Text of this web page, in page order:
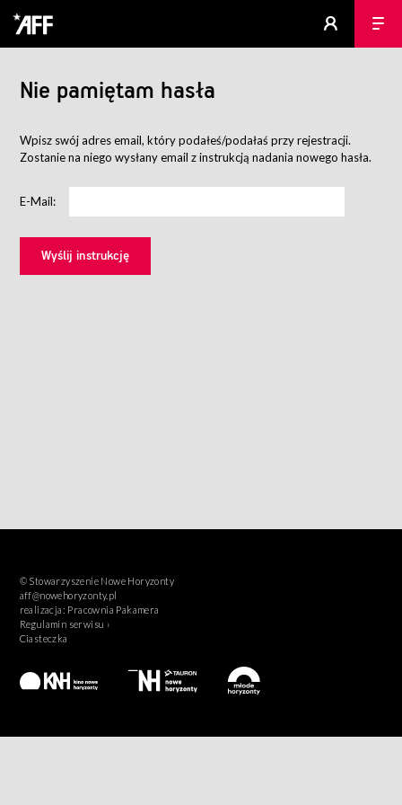
Nie pamiętam hasła
Wpisz swój adres email, który podałeś/podałaś przy rejestracji.
Zostanie na niego wysłany email z instrukcją nadania nowego hasła.
E-Mail:
© Stowarzyszenie Nowe Horyzonty
aff@nowehoryzonty.pl
realizacja: Pracownia Pakamera
Regulamin serwisu ›
Ciasteczka